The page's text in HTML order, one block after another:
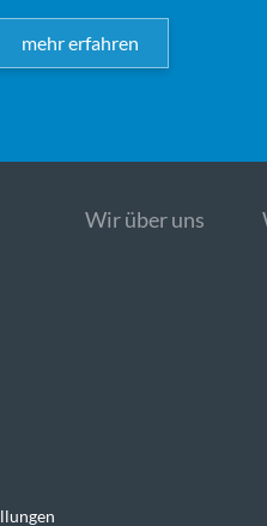
mehr erfahren
Wir über uns